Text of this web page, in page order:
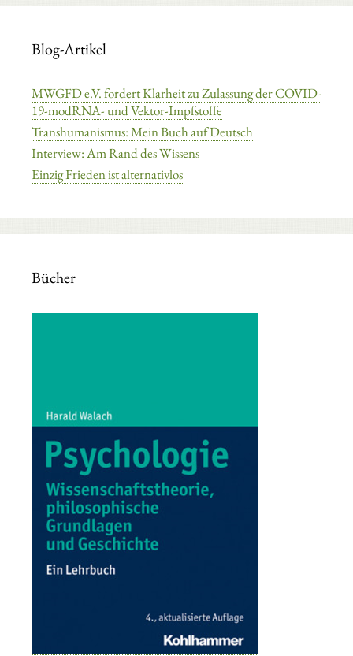
Blog-Artikel
MWGFD e.V. fordert Klarheit zu Zulassung der COVID-
19-modRNA- und Vektor-Impfstoffe
Transhumanismus: Mein Buch auf Deutsch
Interview: Am Rand des Wissens
Einzig Frieden ist alternativlos
Bücher